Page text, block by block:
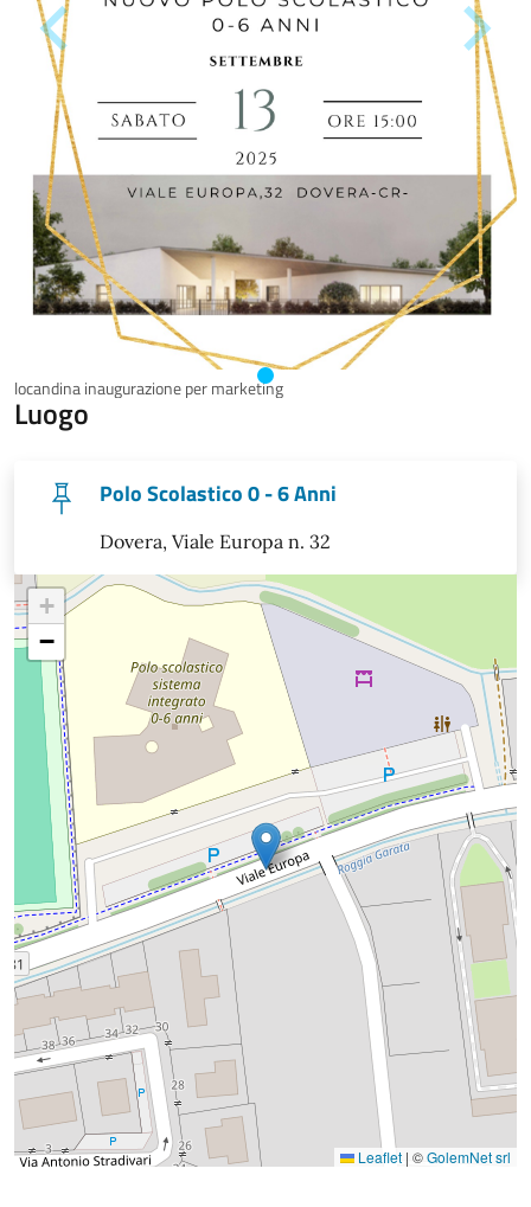
locandina inaugurazione per marketing
Luogo
Polo Scolastico 0 - 6 Anni
Dovera, Viale Europa n. 32
+
−
Leaflet | ©GolemNet srl